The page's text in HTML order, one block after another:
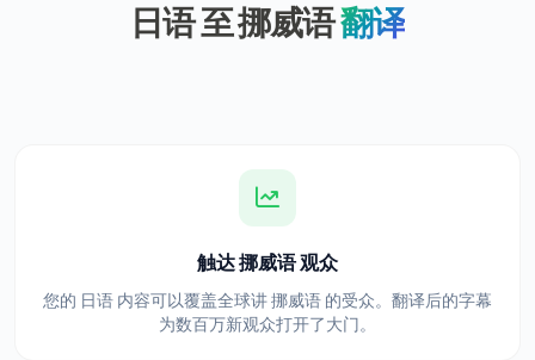
日语 至 挪威语翻译
触达 挪威语 观众
您的 日语 内容可以覆盖全球讲 挪威语 的受众。翻译后的字幕
为数百万新观众打开了大门。